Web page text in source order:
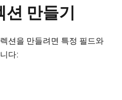
션 만들기
션을 만들려면 특정 필드와
다: